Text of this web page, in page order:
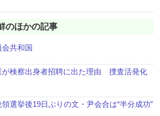
のほかの記事
会共和国
が検察出身者招聘に出た理由 捜査活発化
領選挙後19日ぶりの文・尹会合は“半分成功”